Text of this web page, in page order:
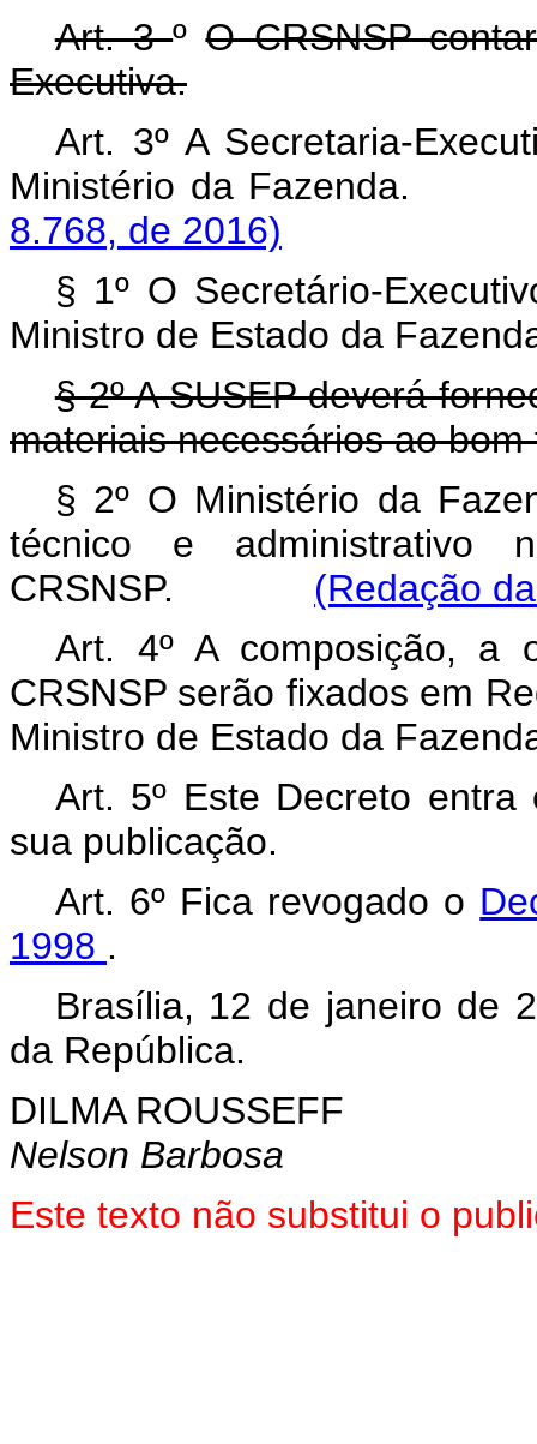
Art. 3ºO CRSNSP
Executiva.
Art. 3º A Secretaria-
Ministério da
8.768, de 2016)
§ 1º O Secretário-
Ministro de Estado da
§ 2º A SUSEP deverá
materiais necessários ao
§ 2º O Ministério da
técnico e administrativo
CRSNSP. (Redação
Art. 4º A composição, a
CRSNSP serão fixados em
Ministro de Estado da
Art. 5º Este Decreto
sua publicação.
Art. 6º Fica revogado o
1998 .
Brasília, 12 de janeiro de
da República.
DILMA ROUSSEFF
Nelson Barbosa
Este texto não substitui o